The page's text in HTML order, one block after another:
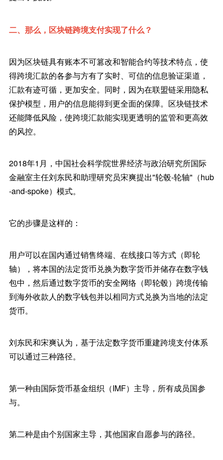
二、那么，区块链跨境支付实现了什么？
因为区块链具有账本不可篡改和智能合约等技术特点，使
得跨境汇款的各参与方有了实时、可信的信息验证渠道，
汇款有迹可循，更加安全。同时，因为在联盟链采用隐私
保护模型，用户的信息能得到更全面的保障。区块链技术
还能降低风险，使跨境汇款能实现更透明的监管和更高效
的风控。
2018年1月，中国社会科学院世界经济与政治研究所国际
金融室主任刘东民和助理研究员宋爽提出"轮毂-轮轴"（hub
-and-spoke）模式。
它的步骤是这样的：
用户可以在国内通过销售终端、在线接口等方式（即轮
轴），将本国的法定货币兑换为数字货币并储存在数字钱
包中，然后通过数字货币的安全网络（即轮毂）跨境传输
到海外收款人的数字钱包并以相同方式兑换为当地的法定
货币。
刘东民和宋爽认为，基于法定数字货币重建跨境支付体系
可以通过三种路径。
第一种由国际货币基金组织（IMF）主导，所有成员国参
与。
第二种是由个别国家主导，其他国家自愿参与的路径。